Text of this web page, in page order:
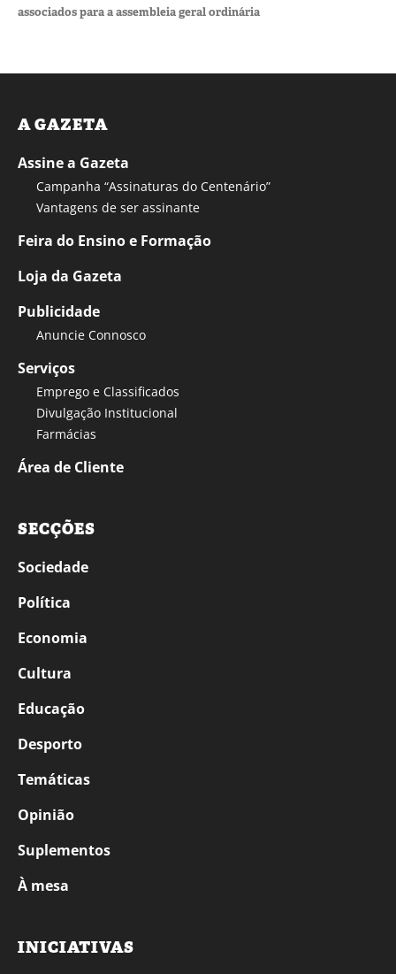
associados para a assembleia geral ordinária
A GAZETA
Assine a Gazeta
Campanha “Assinaturas do Centenário”
Vantagens de ser assinante
Feira do Ensino e Formação
Loja da Gazeta
Publicidade
Anuncie Connosco
Serviços
Emprego e Classificados
Divulgação Institucional
Farmácias
Área de Cliente
SECÇÕES
Sociedade
Política
Economia
Cultura
Educação
Desporto
Temáticas
Opinião
Suplementos
À mesa
INICIATIVAS